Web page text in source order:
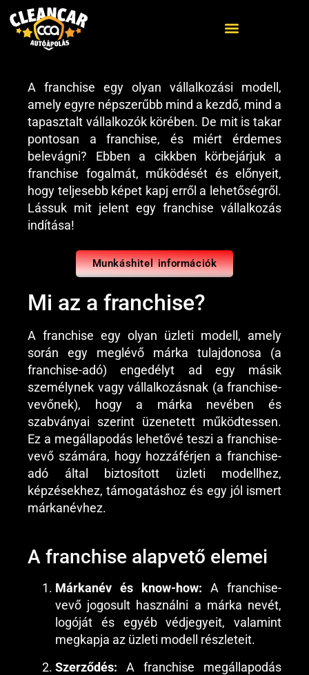
ELŐZŐ
Munkáshitel : Vállalkozz a jövődbe!
KÖVETKEZŐ
Munkáshitel : Információk!
A franchise egy olyan vállalkozási modell,
amely egyre népszerűbb mind a kezdő, mind a
tapasztalt vállalkozók körében. De mit is takar
pontosan a franchise, és miért érdemes
belevágni? Ebben a cikkben körbejárjuk a
franchise fogalmát, működését és előnyeit,
hogy teljesebb képet kapj erről a lehetőségről.
Lássuk mit jelent egy franchise vállalkozás
indítása!
Munkáshitel információk
Mi az a franchise?
A franchise egy olyan üzleti modell, amely
során egy meglévő márka tulajdonosa (a
franchise-adó) engedélyt ad egy másik
személynek vagy vállalkozásnak (a franchise-
vevőnek), hogy a márka nevében és
szabványai szerint üzenetett működtessen.
Ez a megállapodás lehetővé teszi a franchise-
vevő számára, hogy hozzáférjen a franchise-
adó által biztosított üzleti modellhez,
képzésekhez, támogatáshoz és egy jól ismert
márkanévhez.
A franchise alapvető elemei
Márkanév és know-how: A franchise-
vevő jogosult használni a márka nevét,
logóját és egyéb védjegyeit, valamint
megkapja az üzleti modell részleteit.
Szerződés: A franchise megállapodás